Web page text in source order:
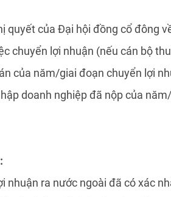
của Đại hội đồng cổ đông
chuyển lợi nhuận (nếu cán bộ
của năm/giai đoạn chuyển lợi
doanh nghiệp đã nộp của
nhuận ra nước ngoài đã có xác